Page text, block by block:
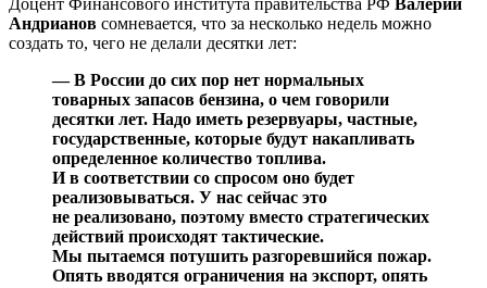
Доцент Финансового института правительства РФ Валерий
Андрианов сомневается, что за несколько недель можно
создать то, чего не делали десятки лет:
— В России до сих пор нет нормальных
товарных запасов бензина, о чем говорили
десятки лет. Надо иметь резервуары, частные,
государственные, которые будут накапливать
определенное количество топлива.
И в соответствии со спросом оно будет
реализовываться. У нас сейчас это
не реализовано, поэтому вместо стратегических
действий происходят тактические.
Мы пытаемся потушить разгоревшийся пожар.
Опять вводятся ограничения на экспорт, опять